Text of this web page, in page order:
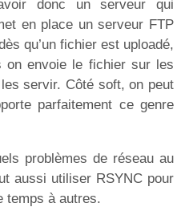
donc un serveur qui
en place un serveur FTP
qu’un fichier est uploadé,
on envoie le fichier sur les
servir. Côté soft, on peut
parfaitement ce genre
problèmes de réseau au
aussi utiliser RSYNC pour
temps à autres.